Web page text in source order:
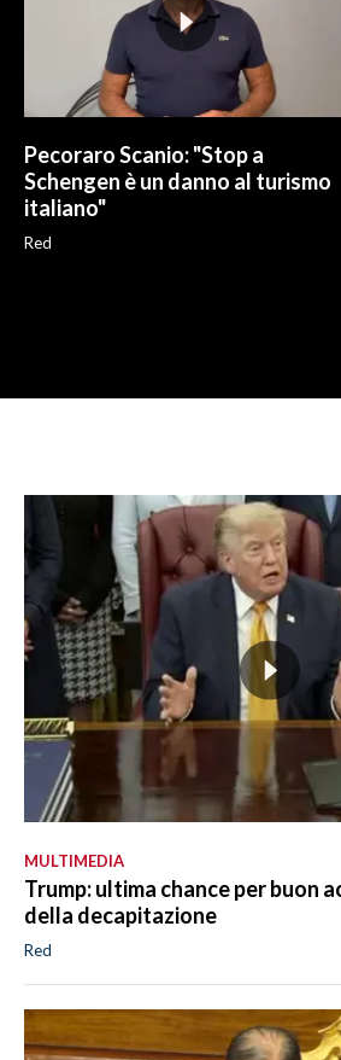
Pecoraro Scanio: "Stop a
Schengen è un danno al turismo
italiano"
Red
MULTIMEDIA
Trump: ultima chance per buon
della decapitazione
Red